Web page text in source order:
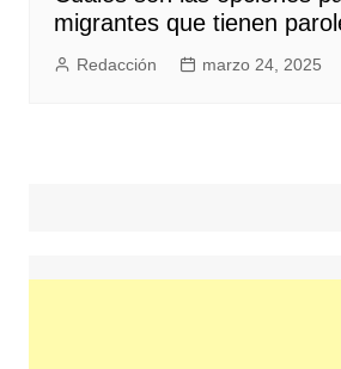
migrantes que tienen
Redacción marzo 24, 2025